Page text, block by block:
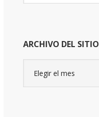
website
ARCHIVO DEL SITIO
sitio